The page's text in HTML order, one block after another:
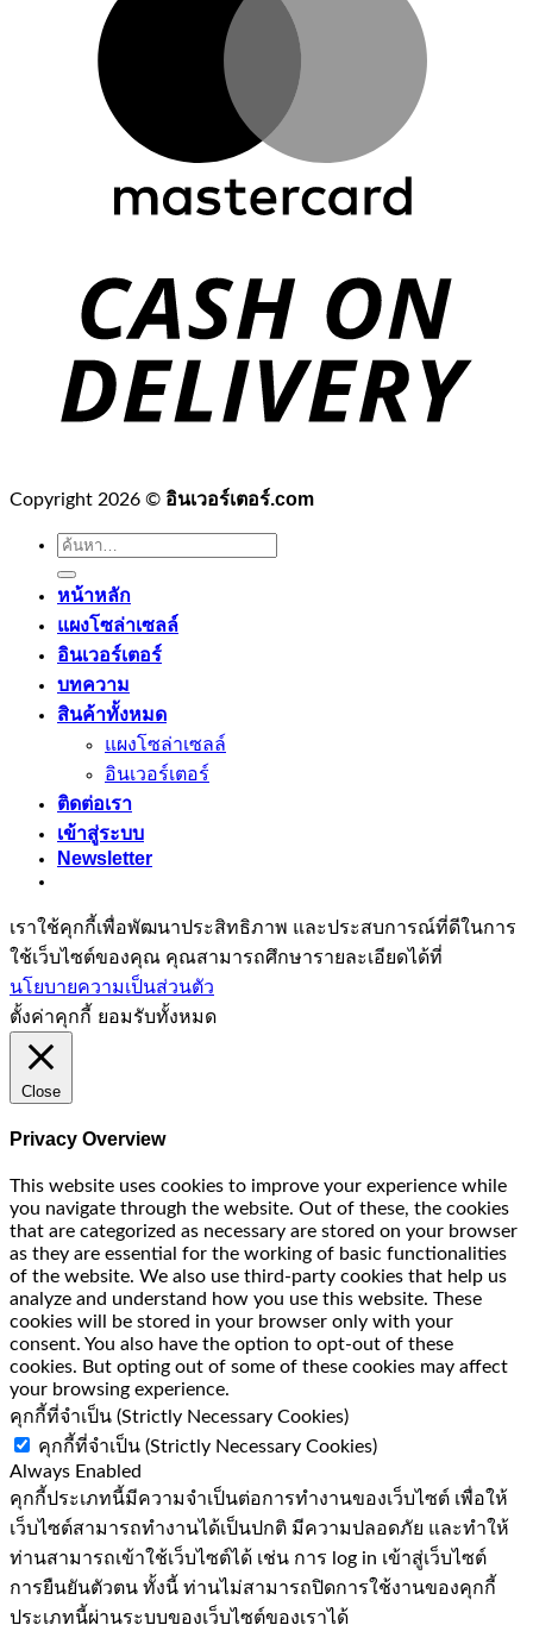
Copyright 2026 © อินเวอร์เตอร์.com
ค้นหา:
หน้าหลัก
แผงโซล่าเซลล์
อินเวอร์เตอร์
บทความ
สินค้าทั้งหมด
แผงโซล่าเซลล์
อินเวอร์เตอร์
ติดต่อเรา
เข้าสู่ระบบ
Newsletter
เราใช้คุกกี้เพื่อพัฒนาประสิทธิภาพ และประสบการณ์ที่ดีในการ
ใช้เว็บไซต์ของคุณ คุณสามารถศึกษารายละเอียดได้ที่
นโยบายความเป็นส่วนตัว
ตั้งค่าคุกกี้ ยอมรับทั้งหมด
Close
Privacy Overview
This website uses cookies to improve your experience while
you navigate through the website. Out of these, the cookies
that are categorized as necessary are stored on your browser
as they are essential for the working of basic functionalities
of the website. We also use third-party cookies that help us
analyze and understand how you use this website. These
cookies will be stored in your browser only with your
consent. You also have the option to opt-out of these
cookies. But opting out of some of these cookies may affect
your browsing experience.
คุกกี้ที่จำเป็น (Strictly Necessary Cookies)
คุกกี้ที่จำเป็น (Strictly Necessary Cookies)
Always Enabled
คุกกี้ประเภทนี้มีความจำเป็นต่อการทำงานของเว็บไซต์ เพื่อให้
เว็บไซต์สามารถทำงานได้เป็นปกติ มีความปลอดภัย และทำให้
ท่านสามารถเข้าใช้เว็บไซต์ได้ เช่น การ log in เข้าสู่เว็บไซต์
การยืนยันตัวตน ทั้งนี้ ท่านไม่สามารถปิดการใช้งานของคุกกี้
ประเภทนี้ผ่านระบบของเว็บไซต์ของเราได้